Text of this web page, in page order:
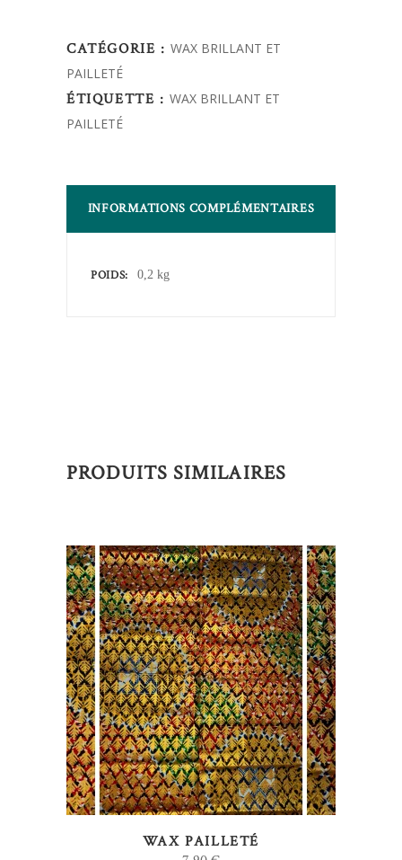
yard
quantity
CATÉGORIE :WAX BRILLANT ET
PAILLETÉ
ÉTIQUETTE :WAX BRILLANT ET
PAILLETÉ
INFORMATIONS COMPLÉMENTAIRES
POIDS 0,2 kg
PRODUITS SIMILAIRES
AJOUTER AU PANIER
WAX PAILLETÉ